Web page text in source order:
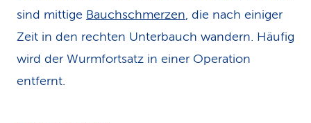
sind mittige Bauchschmerzen, die nach einiger
Zeit in den rechten Unterbauch wandern. Häufig
wird der Wurmfortsatz in einer Operation
entfernt.